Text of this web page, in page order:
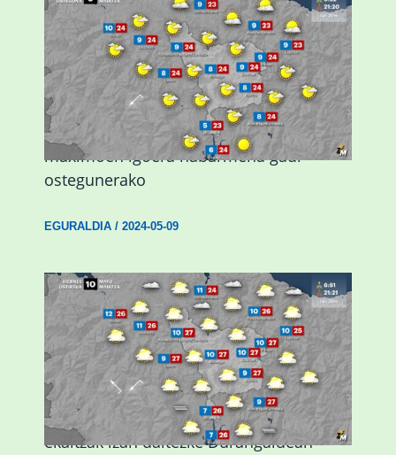
Giro eguzkitsua eta tenperatura
maximoen igoera nabarmena gaur
ostegunerako
EGURALDIA/ 2024-05-09
Asteburuan 25 gradu baino gehiago eta
ekaitzak izan daitezke Durangaldean